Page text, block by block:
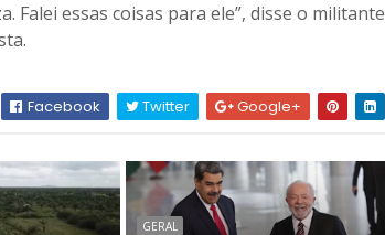
Falei essas coisas para ele”, disse o militante
Facebook Twitter Google+
GERAL